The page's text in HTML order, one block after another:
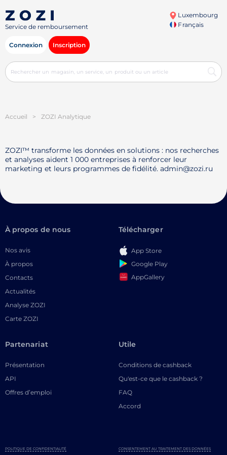
Service de remboursement
Luxembourg
Français
Connexion Inscription
Accueil > ZOZI Analytique
ZOZI™ transforme les données en solutions : nos recherches
et analyses aident 1 000 entreprises à renforcer leur
marketing et leurs programmes de fidélité. admin@zozi.ru
À propos de nous
Nos avis
À propos
Contacts
Actualités
Analyse ZOZI
Carte ZOZI
Télécharger
App Store
Google Play
AppGallery
Partenariat
Présentation
API
Offres d’emploi
Utile
Conditions de cashback
Qu'est-ce que le cashback ?
FAQ
Accord
POLITIQUE DE CONFIDENTIALITÉ CONSENTEMENT AU TRAITEMENT DES DONNÉES